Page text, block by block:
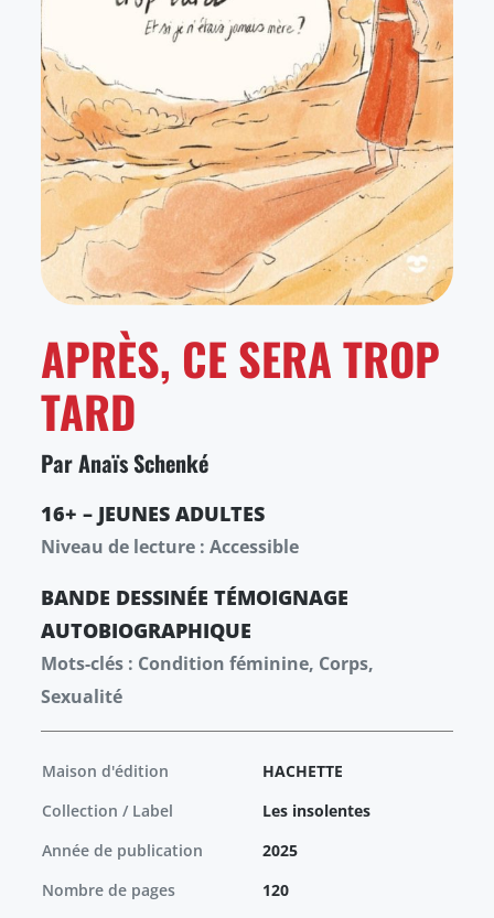
APRÈS, CE SERA TROP
TARD
Par Anaïs Schenké
16+ – JEUNES ADULTES
Niveau de lecture : Accessible
BANDE DESSINÉE TÉMOIGNAGE
AUTOBIOGRAPHIQUE
Mots-clés : Condition féminine, Corps,
Sexualité
Maison d'édition
HACHETTE
Collection / Label
Les insolentes
Année de publication
2025
Nombre de pages
120